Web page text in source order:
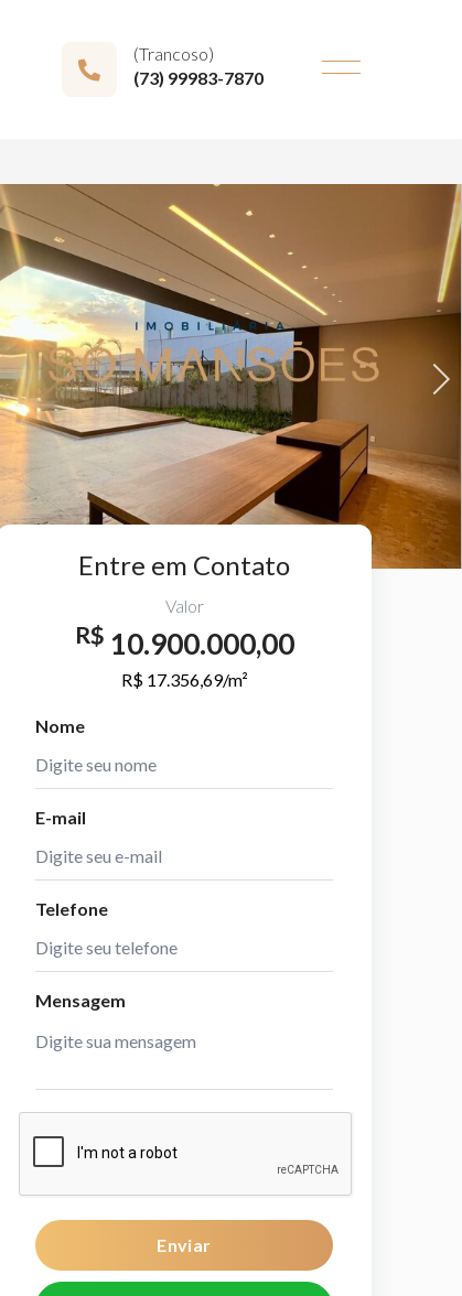
(Trancoso)
(73) 99983-7870
Next
Entre em Contato
Valor
R$ 10.900.000,00
R$ 17.356,69/m²
Nome
E-mail
Telefone
Mensagem
Enviar